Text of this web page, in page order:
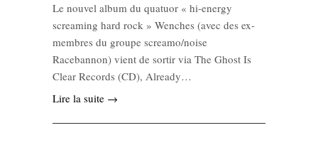
Le nouvel album du quatuor « hi-energy
screaming hard rock » Wenches (avec des ex-
membres du groupe screamo/noise
Racebannon) vient de sortir via The Ghost Is
Clear Records (CD), Already…
Lire la suite →